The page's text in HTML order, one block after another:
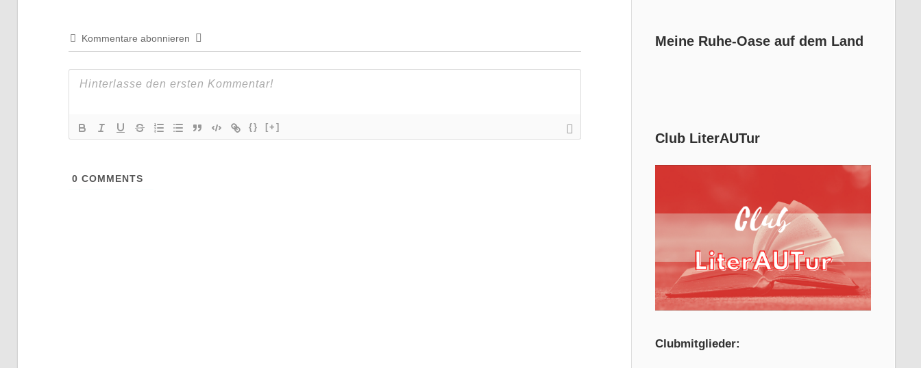
Kommentare abonnieren
{} [+]
0 COMMENTS
Meine Ruhe-Oase auf dem Land
Club LiterAUTur
Clubmitglieder: